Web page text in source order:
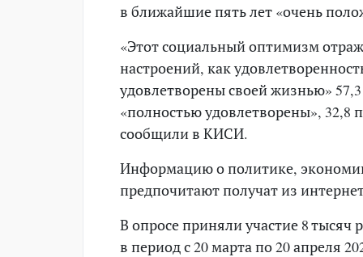
в ближайшие пять лет «очень
«Этот социальный оптимизм
настроений, как
удовлетворены своей жизнью»
«полностью удовлетворены», 32,8
сообщили в КИСИ.
Информацию о политике,
предпочитают получат из
В опросе приняли участие 8 тысяч
в период с 20 марта по 20 апреля